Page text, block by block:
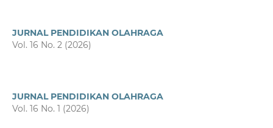
JURNAL PENDIDIKAN OLAHRAGA
Vol. 16 No. 2 (2026)
JURNAL PENDIDIKAN OLAHRAGA
Vol. 16 No. 1 (2026)